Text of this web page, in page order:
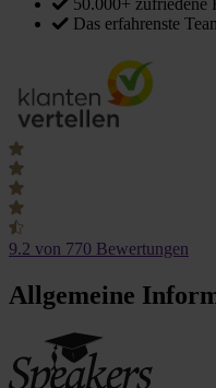
50.000+ zufriedene
Das erfahrenste
9.2 von 770 Bewertungen
Allgemeine